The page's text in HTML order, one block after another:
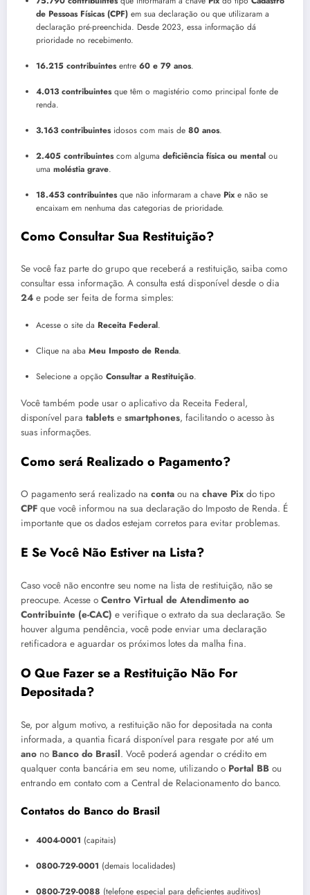
de Pessoas Físicas (CPF) em sua declaração ou que utilizaram a
declaração pré-preenchida. Desde 2023, essa informação dá
prioridade no recebimento.
16.215 contribuintesentre 60 e 79 anos.
4.013 contribuintesque têm o magistério como principal fonte de
renda.
3.163 contribuintesidosos com mais de 80 anos.
2.405 contribuintescom alguma deficiência física ou mental ou
uma moléstia grave.
18.453 contribuintesque não informaram a chave Pix e não se
encaixam em nenhuma das categorias de prioridade.
Como Consultar Sua Restituição?
Se você faz parte do grupo que receberá a restituição, saiba como
consultar essa informação. A consulta está disponível desde o dia
24 e pode ser feita de forma simples:
Acesse o site da Receita Federal.
Clique na aba Meu Imposto de Renda.
Selecione a opção Consultar a Restituição.
Você também pode usar o aplicativo da Receita Federal,
disponível para tablets e smartphones, facilitando o acesso às
suas informações.
Como será Realizado o Pagamento?
O pagamento será realizado na conta ou na chave Pix do tipo
CPF que você informou na sua declaração do Imposto de Renda. É
importante que os dados estejam corretos para evitar problemas.
E Se Você Não Estiver na Lista?
Caso você não encontre seu nome na lista de restituição, não se
preocupe. Acesse o Centro Virtual de Atendimento ao
Contribuinte (e-CAC) e verifique o extrato da sua declaração. Se
houver alguma pendência, você pode enviar uma declaração
retificadora e aguardar os próximos lotes da malha fina.
O Que Fazer se a Restituição Não For
Depositada?
Se, por algum motivo, a restituição não for depositada na conta
informada, a quantia ficará disponível para resgate por até um
ano no Banco do Brasil. Você poderá agendar o crédito em
qualquer conta bancária em seu nome, utilizando o Portal BB ou
entrando em contato com a Central de Relacionamento do banco.
Contatos do Banco do Brasil
4004-0001 (capitais)
0800-729-0001 (demais localidades)
0800-729-0088 (telefone especial para deficientes auditivos)